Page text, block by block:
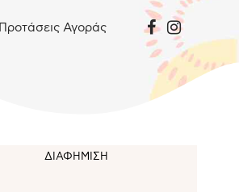
Προτάσεις Αγοράς